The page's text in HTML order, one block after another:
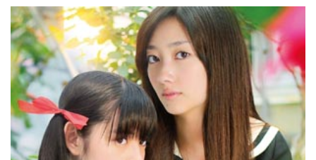
e
b
o
o
k
itt
er
e k
a
o